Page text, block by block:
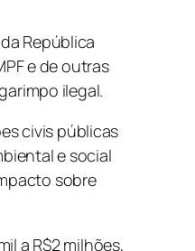
República
e de outras
ilegal.
civis públicas
e social
sobre
a R$2 milhões,